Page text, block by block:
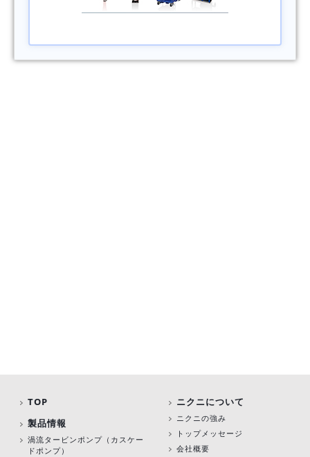
TOP
製品情報
渦流タービンポンプ （カスケー
ドポンプ）
ニクニについて
ニクニの強み
トップメッセージ
会社概要